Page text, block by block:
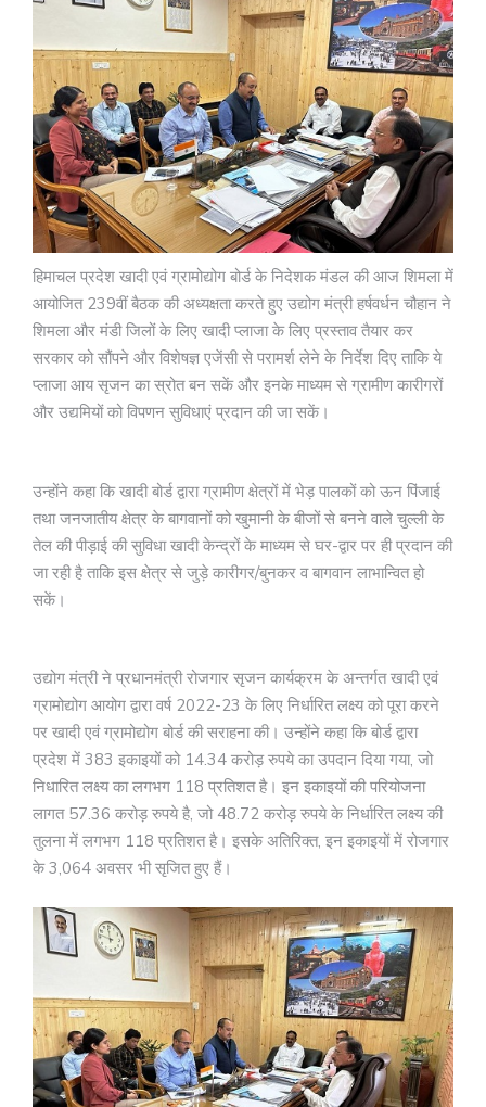
हिमाचल प्रदेश खादी एवं ग्रामोद्योग बोर्ड के निदेशक मंडल की आज शिमला में
आयोजित 239वीं बैठक की अध्यक्षता करते हुए उद्योग मंत्री हर्षवर्धन चौहान ने
शिमला और मंडी जिलों के लिए खादी प्लाजा के लिए प्रस्ताव तैयार कर
सरकार को सौंपने और विशेषज्ञ एजेंसी से परामर्श लेने के निर्देश दिए ताकि ये
प्लाजा आय सृजन का स्रोत बन सकें और इनके माध्यम से ग्रामीण कारीगरों
और उद्यमियों को विपणन सुविधाएं प्रदान की जा सकें।
उन्होंने कहा कि खादी बोर्ड द्वारा ग्रामीण क्षेत्रों में भेड़ पालकों को ऊन पिंजाई
तथा जनजातीय क्षेत्र के बागवानों को खुमानी के बीजों से बनने वाले चुल्ली के
तेल की पीड़ाई की सुविधा खादी केन्द्रों के माध्यम से घर-द्वार पर ही प्रदान की
जा रही है ताकि इस क्षेत्र से जुड़े कारीगर/बुनकर व बागवान लाभान्वित हो
सकें।
उद्योग मंत्री ने प्रधानमंत्री रोजगार सृजन कार्यक्रम के अन्तर्गत खादी एवं
ग्रामोद्योग आयोग द्वारा वर्ष 2022-23 के लिए निर्धारित लक्ष्य को पूरा करने
पर खादी एवं ग्रामोद्योग बोर्ड की सराहना की। उन्होंने कहा कि बोर्ड द्वारा
प्रदेश में 383 इकाइयों को 14.34 करोड़ रुपये का उपदान दिया गया, जो
निधारित लक्ष्य का लगभग 118 प्रतिशत है। इन इकाइयों की परियोजना
लागत 57.36 करोड़ रुपये है, जो 48.72 करोड़ रुपये के निर्धारित लक्ष्य की
तुलना में लगभग 118 प्रतिशत है। इसके अतिरिक्त, इन इकाइयों में रोजगार
के 3,064 अवसर भी सृजित हुए हैं।